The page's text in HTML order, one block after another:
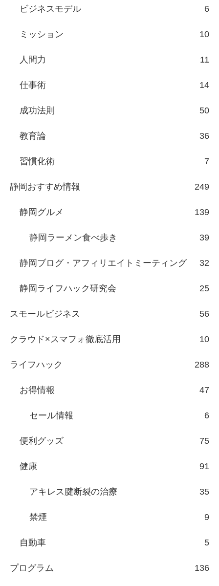
ビジネスモデル 6
ミッション 10
人間力 11
仕事術 14
成功法則 50
教育論 36
習慣化術 7
静岡おすすめ情報 249
静岡グルメ 139
静岡ラーメン食べ歩き 39
静岡ブログ・アフィリエイトミーティング 32
静岡ライフハック研究会 25
スモールビジネス 56
クラウド×スマフォ徹底活用 10
ライフハック 288
お得情報 47
セール情報 6
便利グッズ 75
健康 91
アキレス腱断裂の治療 35
禁煙 9
自動車 5
プログラム 136